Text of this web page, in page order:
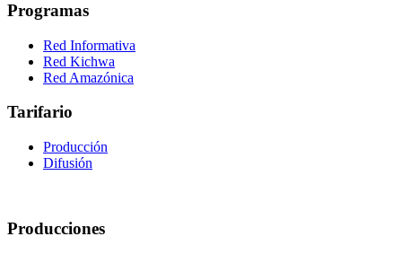
Programas
Red Informativa
Red Kichwa
Red Amazónica
Tarifario
Producción
Difusión
Producciones